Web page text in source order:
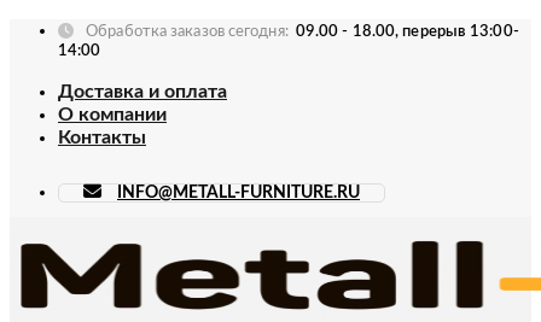
Skip
Обработка заказов сегодня: 09.00 - 18.00, перерыв 13:00-
14:00
Доставка и оплата
О компании
Контакты
INFO@METALL-FURNITURE.RU